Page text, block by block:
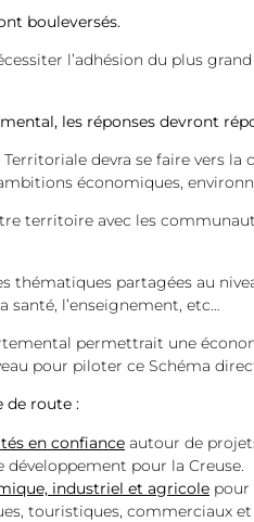
bouleversés.
l’adhésion du plus
les réponses devront
Territoriale devra se faire vers
économiques,
territoire avec les
thématiques partagées au
santé, l’enseignement, etc…
permettrait une
pour piloter ce Schéma
de route :
en confiance autour de
développement pour la Creuse.
industriel et agricole pour
touristiques, commerciaux